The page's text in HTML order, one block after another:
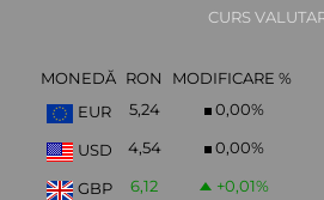
CURS
MONEDĂ RON
MODIFICARE %
EUR
5,24 0,00%
USD 4,54 0,00%
GBP 6,12 +0,01%